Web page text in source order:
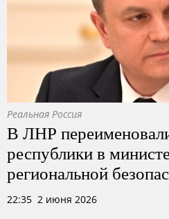
Реальная Россия
В ЛНР
республики в
региональной
22:35 2 июня 2026